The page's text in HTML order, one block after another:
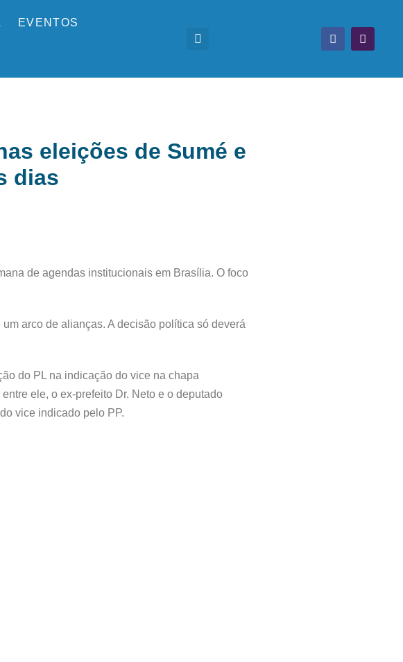
EVENTOS
eleições de Sumé e
dias
de agendas institucionais em Brasília. O foco
arco de alianças. A decisão política só deverá
do PL na indicação do vice na chapa
ele, o ex-prefeito Dr. Neto e o deputado
vice indicado pelo PP.